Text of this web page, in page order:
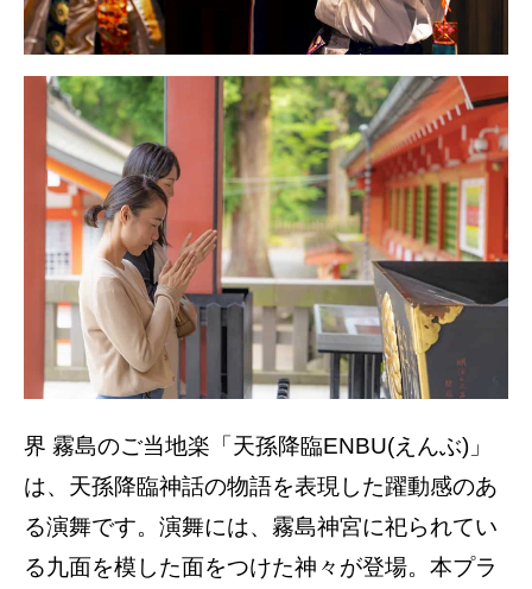
界 霧島のご当地楽「天孫降臨ENBU(えんぶ)」
は、天孫降臨神話の物語を表現した躍動感のあ
る演舞です。演舞には、霧島神宮に祀られてい
る九面を模した面をつけた神々が登場。本プラ